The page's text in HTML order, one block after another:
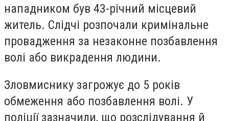
нападником був 43-річний місцевий
житель. Слідчі розпочали кримінальне
провадження за незаконне позбавлення
волі або викрадення людини.
Зловмиснику загрожує до 5 років
обмеження або позбавлення волі. У
поліції зазначили, що розслідування й